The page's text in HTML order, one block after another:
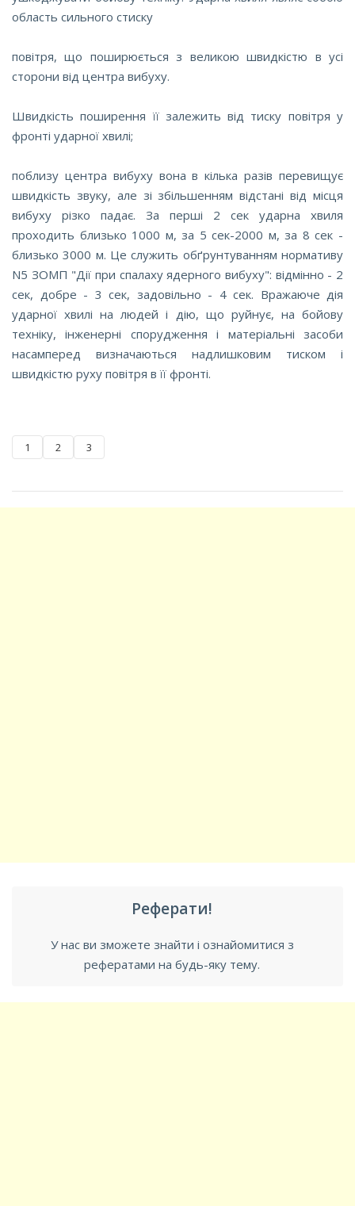
область сильного стиску
повітря, що поширюється з великою швидкістю в усі
сторони від центра вибуху.
Швидкість поширення її залежить від тиску повітря у
фронті ударної хвилі;
поблизу центра вибуху вона в кілька разів перевищує
швидкість звуку, але зі збільшенням відстані від місця
вибуху різко падає. За перші 2 сек ударна хвиля
проходить близько 1000 м, за 5 сек-2000 м, за 8 сек -
близько 3000 м. Це служить обґрунтуванням нормативу
N5 ЗОМП "Дії при спалаху ядерного вибуху": відмінно - 2
сек, добре - 3 сек, задовільно - 4 сек. Вражаюче дія
ударної хвилі на людей і дію, що руйнує, на бойову
техніку, інженерні спорудження і матеріальні засоби
насамперед визначаються надлишковим тиском і
швидкістю руху повітря в її фронті.
1 2 3
Реферати!
У нас ви зможете знайти і ознайомитися з
рефератами на будь-яку тему.